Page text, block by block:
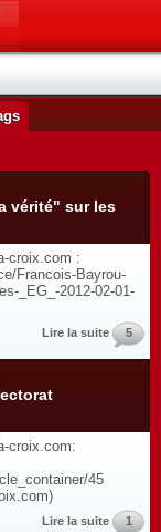
vérité" sur les
croix.com :
Francois-Bayrou-
_EG_-2012-02-01-
Lire la suite 5
croix.com:
45
Lire la suite 1